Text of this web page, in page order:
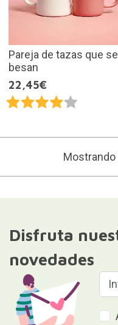
Pareja de tazas que se
besan
22,45€
Disfruta
novedades